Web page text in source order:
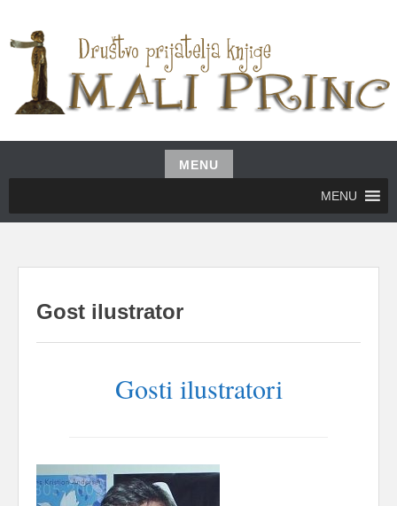
content
MALI PRINC
MENU
to
MENU
Gost ilustrator
Gosti ilustratori